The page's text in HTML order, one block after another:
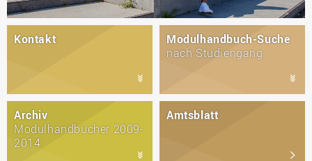
Kontakt
Modulhandbuch-Suche
nach Studiengang
Archiv
Modulhandbücher 2009-
2014
Amtsblatt